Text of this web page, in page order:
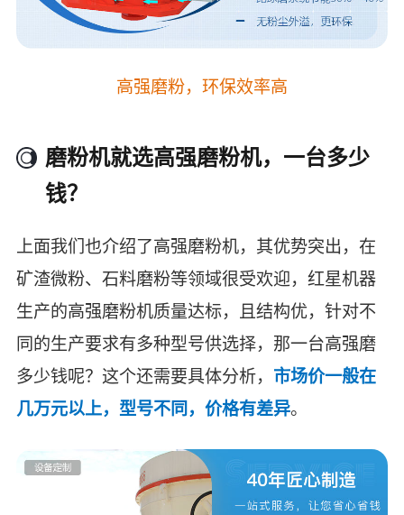
高强磨粉，环保效率高
磨粉机就选高强磨粉机，一台多少
钱？
上面我们也介绍了高强磨粉机，其优势突出，在
矿渣微粉、石料磨粉等领域很受欢迎，红星机器
生产的高强磨粉机质量达标，且结构优，针对不
同的生产要求有多种型号供选择，那一台高强磨
多少钱呢？这个还需要具体分析， 市场价一般在
几万元以上，型号不同，价格有差异。